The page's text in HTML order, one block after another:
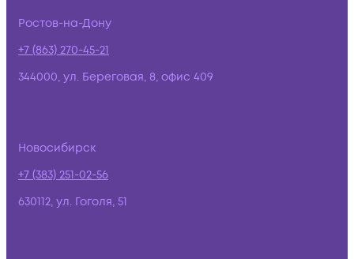
Ростов-на-Дону
+7 (863) 270-45-21
344000, ул. Береговая, 8, офис 409
Новосибирск
+7 (383) 251-02-56
630112, ул. Гоголя, 51